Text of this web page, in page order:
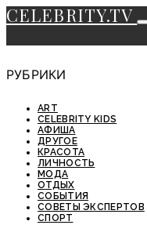
CELEBRITY.TV
РУБРИКИ
ART
CELEBRITY KIDS
АФИША
ДРУГОЕ
КРАСОТА
ЛИЧНОСТЬ
МОДА
ОТДЫХ
СОБЫТИЯ
СОВЕТЫ ЭКСПЕРТОВ
СПОРТ